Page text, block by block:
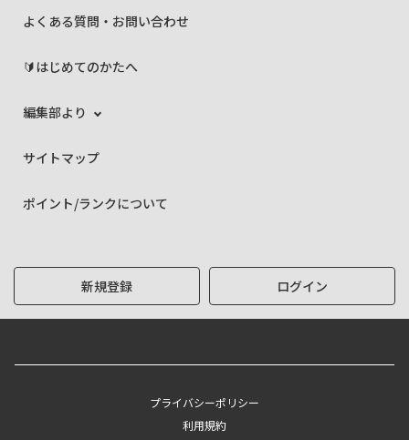
よくある質問・お問い合わせ
🔰はじめてのかたへ
編集部より
サイトマップ
ポイント/ランクについて
新規登録 ログイン
プライバシーポリシー
利用規約